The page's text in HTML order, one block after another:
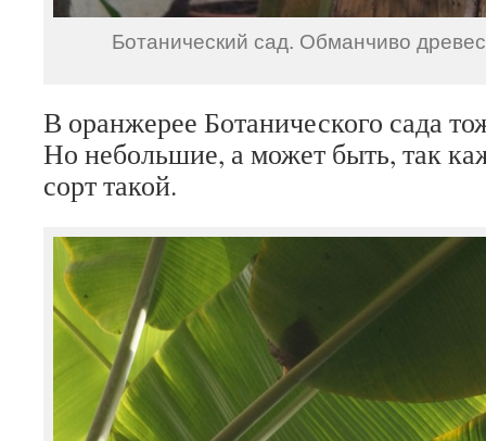
Ботанический сад. Обманчиво
В оранжерее Ботанического сада
Но небольшие, а может быть, так
сорт такой.